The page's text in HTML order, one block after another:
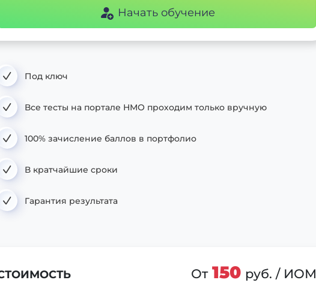
Начать обучение
Под ключ
Все тесты на портале НМО проходим только вручную
100% зачисление баллов в портфолио
В кратчайшие сроки
Гарантия результата
От 150 руб. / ИОМ